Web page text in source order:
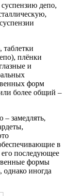
депо,
таблетки
плёнки
и
форм
более общий –
– замедлять,
в
его последующее
формы
иногда